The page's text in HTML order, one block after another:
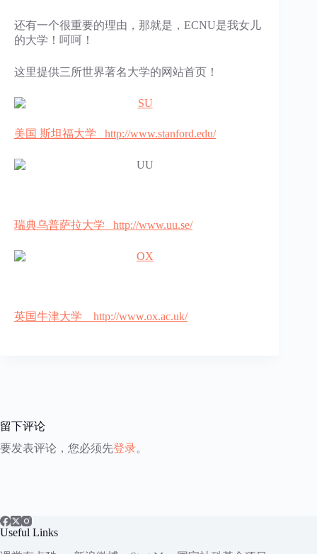
还有一个很重要的理由，那就是，ECNU是我女儿
的大学！呵呵！
这里提供三所世界著名大学的网站首页！
美国 斯坦福大学 http://www.stanford.edu/
瑞典乌普萨拉大学 http://www.uu.se/
英国牛津大学 http://www.ox.ac.uk/
留下评论
要发表评论，您必须先登录。
Useful Links